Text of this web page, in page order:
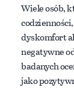
Wiele osób,
dyskomfort
negatywne
badanych
jako